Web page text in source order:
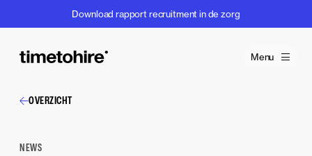
Download rapport recruitment in de zorg
Menu
OVERZICHT
NEWS